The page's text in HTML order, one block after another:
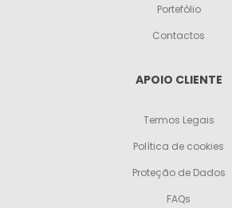
Portefólio
Contactos
APOIO CLIENTE
Termos Legais
Política de cookies
Proteção de Dados
FAQs